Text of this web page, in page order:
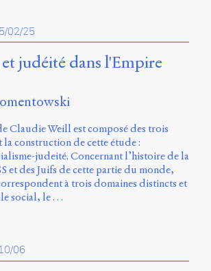
02/25
judéité dans l'Empire
Claudie Weill est composé des trois
la construction de cette étude :
judeité. Concernant l’histoire de la
et des Juifs de cette partie du monde,
à trois domaines distincts et
le social, le …
06